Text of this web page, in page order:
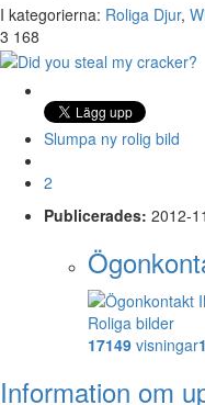
I kategorierna: Roliga Djur,
3 168
Slumpa ny rolig bild
2
Publicerades: 2012-
Roliga bilder
17149 visningar
Information om